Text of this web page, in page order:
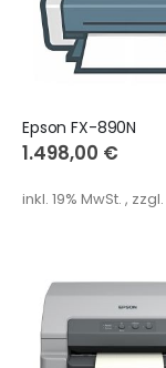
Epson FX-890N
1.498,00 €
inkl. 19% MwSt. , zzgl.